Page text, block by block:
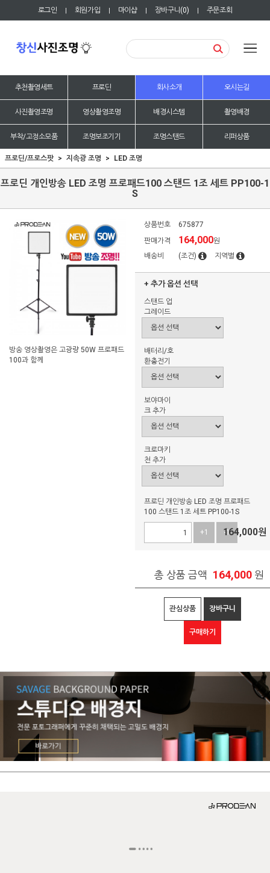
로그인 | 회원가입 | 마이샵 | 장바구니(0) | 주문조회
추천촬영세트 프로딘 회사소개 오시는길
사진촬영조명 영상촬영조명 배경시스템 촬영배경
부착/고정소모품 조명보조기기 조명스탠드 리퍼상품
프로딘/프로스팟 지속광 조명 LED 조명
프로딘 개인방송 LED 조명 프로패드100 스탠드 1조 세트 PP100-1
S
방송 영상촬영은 고광량 50W 프로패드
100과 함께
상품번호
675877
판매가격
164,000원
배송비
(조건) 지역별
+ 추가 옵션 선택
스탠드 업
그레이드
배터리/호
환충전기
보야마이
크 추가
크로마키
천 추가
프로딘 개인방송 LED 조명 프로패드
100 스탠드 1조 세트 PP100-1S
+1 -1
164,000원
총 상품 금액 164,000 원
관심상품 장바구니
구매하기